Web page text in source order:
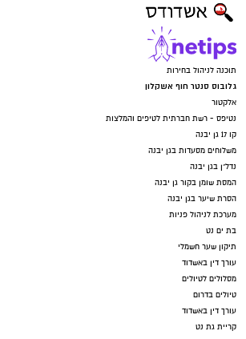
תוכנה לניהול בחירות
גלובוס סנטר חוף אשקלון
אלקטור
נטיפס - רשת חברתית לטיפים והמלצות
קו 17 גן יבנה
משלוחים מסעדות בגן יבנה
נדל"ן בגן יבנה
המסת שומן בקור גן יבנה
הסרת שיער בגן יבנה
מערכת לניהול פניות
בת ים נט
תיקון שער חשמלי
עורך דין באשדוד
מסלולים לטיולים
טיולים בדרום
עורך דין באשדוד
קריית גת נט